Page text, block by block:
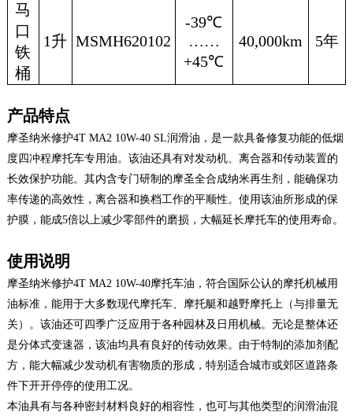
马
口
铁
桶
1升 MSMH620102
-39℃
……
+45℃
40,000km 5年
产品特点
摩圣纳米修护4T MA2 10W-40 SL润滑油，是一款具备修复功能的低烟
度四冲程摩托车专用油。该油还具有对发动机、离合器和传动装置的
长效保护功能。其内含专门研制的摩圣全合成纳米再生剂，能确保功
率传递的高效性，离合器和换档工作的平顺性。使用该油所形成的保
护膜，能成5倍以上减少零部件的磨损，大幅延长摩托车的使用寿命。
使用说明
摩圣纳米修护4T MA2 10W-40摩托车油，符合国际公认的摩托机械用
油标准，能用于大多数现代摩托车、摩托艇和越野摩托上（与排量无
关）。该油还可四季广泛应用于各种园林及日用机械。无论是整体还
是分体式变速器，该油均具有良好的传动效果。由于特制的添加剂配
方，能大幅减少发动机有害物质的形成，特别适合城市或郊区道路条
件下开开停停的使用工况。
本油具有与各种密封材料良好的相容性，也可与其他类型的润滑油混